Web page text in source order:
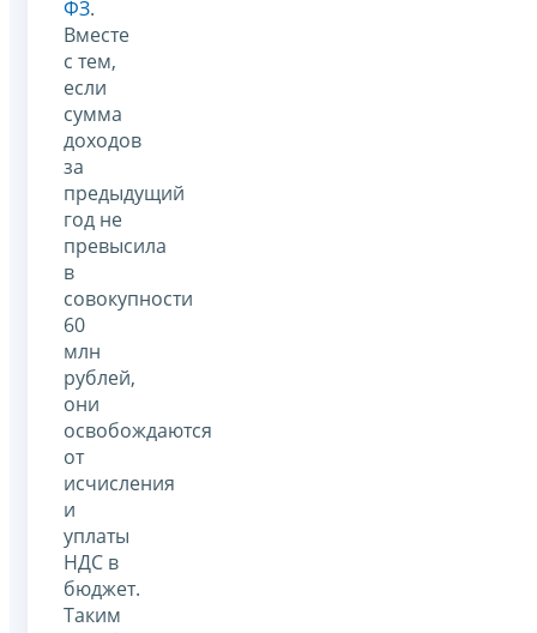
ФЗ.
Вместе
с тем,
если
сумма
доходов
за
предыдущий
год не
превысила
в
совокупности
60
млн
рублей,
они
освобождаются
от
исчисления
и
уплаты
НДС в
бюджет.
Таким